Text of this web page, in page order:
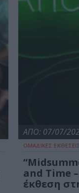
ΑΠΟ: 07/07/
ΟΜΑΔΙΚΕΣ
and Time
έκθεση